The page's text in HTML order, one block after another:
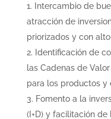
Intercambio de
atracción de
priorizados y con
Identificación de
las Cadenas de
para los productos y
Fomento a la
(I+D) y facilitación